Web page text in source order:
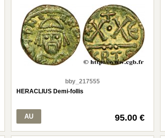
bby_217555
HERACLIUS Demi-follis
AU 95.00 €